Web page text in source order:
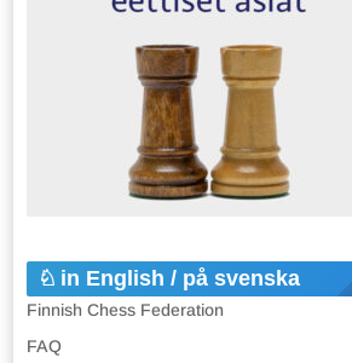
in English / på svenska
Finnish Chess Federation
FAQ